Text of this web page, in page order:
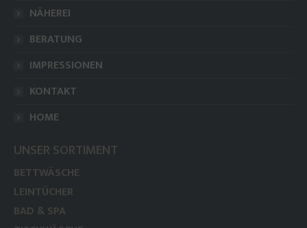
NÄHEREI
BERATUNG
IMPRESSIONEN
KONTAKT
HOME
UNSER SORTIMENT
BETTWÄSCHE
LEINTÜCHER
BAD & SPA